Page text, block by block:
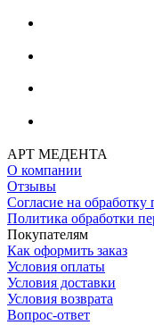
АРТ МЕДЕНТА
О компании
Отзывы
Согласие на
Политика обработки
Покупателям
Как оформить заказ
Условия оплаты
Условия доставки
Условия возврата
Вопрос-ответ